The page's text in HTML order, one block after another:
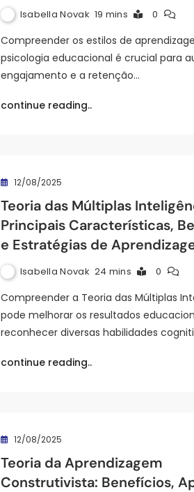
Isabella Novak 19 mins 0
Compreender os estilos de
psicologia educacional é crucial para
engajamento e a retenção…
continue reading..
12/08/2025
Teoria das Múltiplas
Principais Características,
e Estratégias de
Isabella Novak 24 mins 0
Compreender a Teoria das Múltiplas
pode melhorar os resultados
reconhecer diversas habilidades
continue reading..
12/08/2025
Teoria da Aprendizagem
Construtivista: Benefícios,